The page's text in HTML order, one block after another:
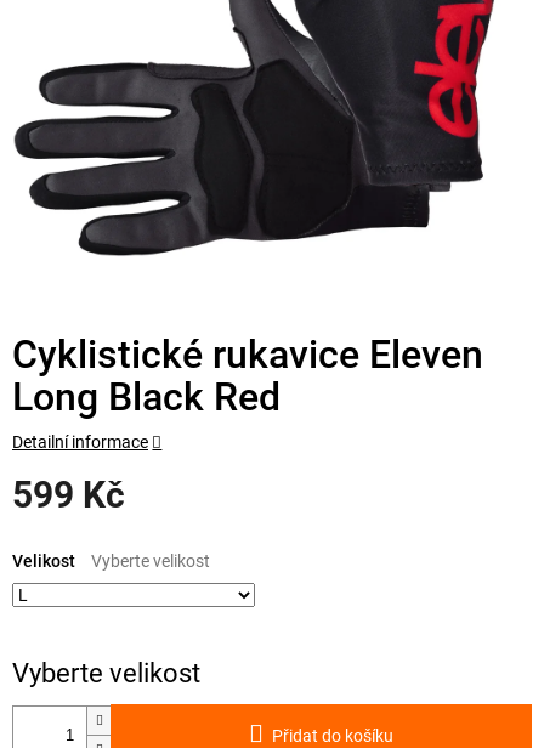
Cyklistické rukavice Eleven
Long Black Red
599 Kč
cena:
Velikost
Přidat do košíku
Detailní informace